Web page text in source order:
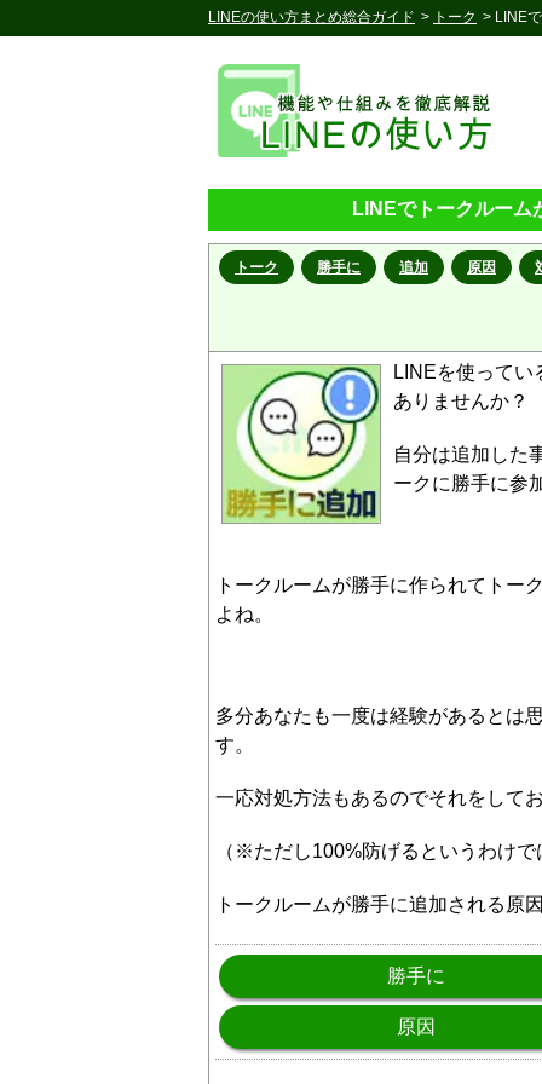
LINEの使い方まとめ総合ガイド > トーク > LINE
LINEでトークルーム
トーク 勝手に 追加 原因
LINEを使って
ありませんか？
自分は追加した
ークに勝手に参
トークルームが勝手に作られてトー
よね。
多分あなたも一度は経験があるとは
す。
一応対処方法もあるのでそれをして
（※ただし100%防げるというわけ
トークルームが勝手に追加される原
勝手に
原因